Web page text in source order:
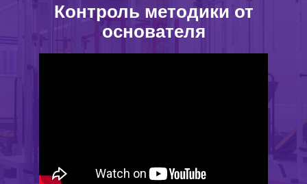
Контроль методики от
основателя